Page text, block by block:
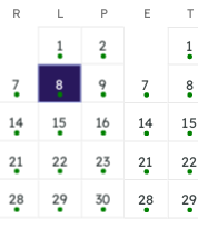
R L P E T
1 2
7 8 9
14 15 16
21 22 23
28 29 30
1
7 8
14 15
21 22
28 29